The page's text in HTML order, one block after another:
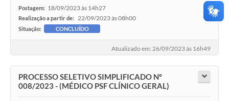
Postagem: 18/09/2023 às 14h27
Realização a partir de: 22/09/2023 às 08h00
Situação: CONCLUÍDO
Atualizado em: 26/09/2023 às 16h49
PROCESSO SELETIVO SIMPLIFICADO Nº
008/2023 - (MÉDICO PSF CLÍNICO GERAL)